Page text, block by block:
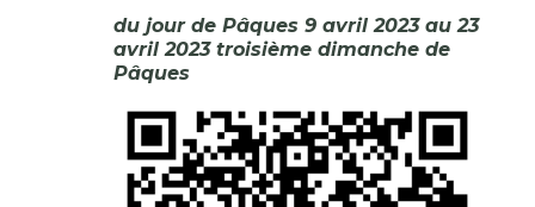
du jour de Pâques 9 avril 2023 au 23
avril 2023 troisième dimanche de
Pâques